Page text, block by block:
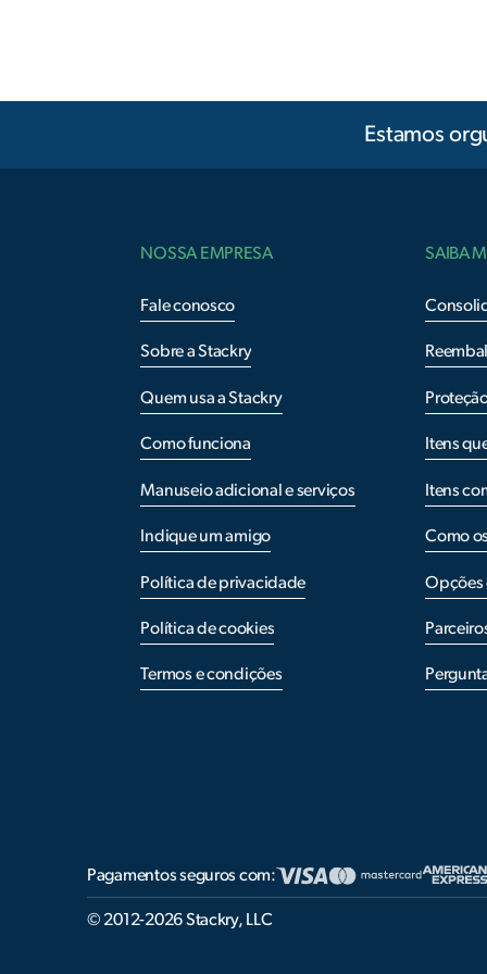
Estamos
NOSSA EMPRESA
Fale conosco
Sobre a Stackry
Quem usa a Stackry
Como funciona
Manuseio adicional e serviços
Indique um amigo
Política de privacidade
Política de cookies
Termos e condições
SAIBA
Itens
Itens
Como
Opções
Pagamentos seguros com:
© 2012-2026 Stackry, LLC